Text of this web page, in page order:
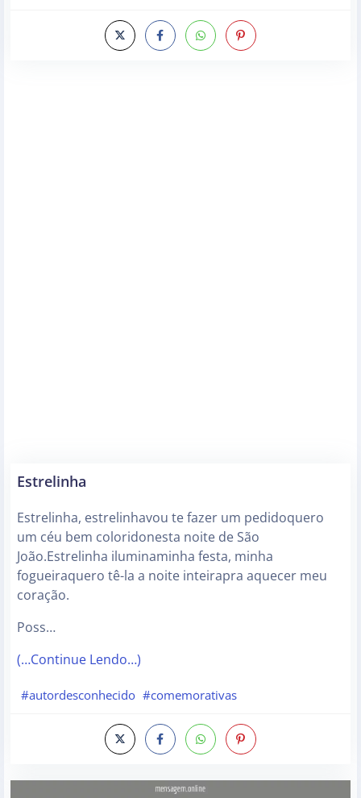
Estrelinha
Estrelinha, estrelinhavou te fazer um pedidoquero
um céu bem coloridonesta noite de São
João.Estrelinha iluminaminha festa, minha
fogueiraquero tê-la a noite inteirapra aquecer meu
coração.
Poss…
(…Continue Lendo…)
#autordesconhecido #comemorativas